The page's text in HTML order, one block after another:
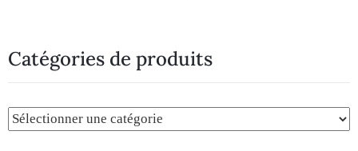
Catégories de produits